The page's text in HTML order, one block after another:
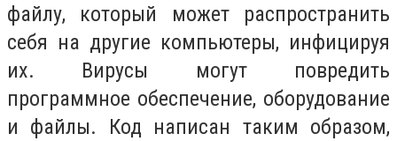
файлу, который может распространить
себя на другие компьютеры, инфицируя
их. Вирусы могут повредить
программное обеспечение, оборудование
и файлы. Код написан таким образом,